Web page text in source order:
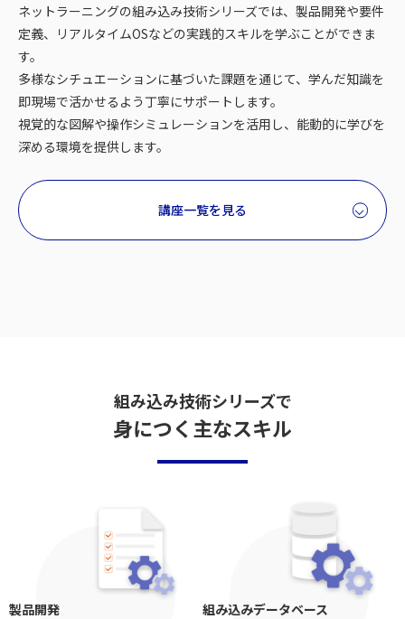
ネットラーニングの組み込み技術シリーズでは、製品開発や要件
定義、リアルタイムOSなどの実践的スキルを学ぶことができま
す。
多様なシチュエーションに基づいた課題を通じて、学んだ知識を
即現場で活かせるよう丁寧にサポートします。
視覚的な図解や操作シミュレーションを活用し、能動的に学びを
深める環境を提供します。
講座一覧を見る
組み込み技術シリーズで
身につく主なスキル
製品開発
組み込みデータベース